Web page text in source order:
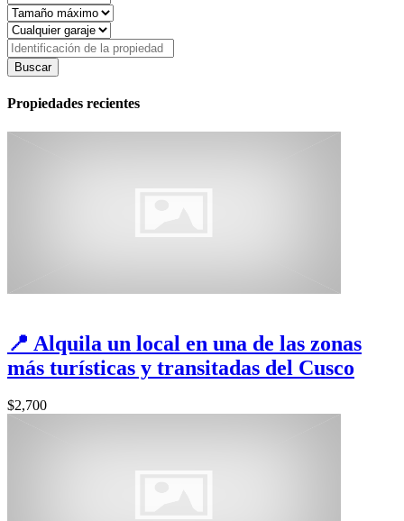
Buscar
Propiedades recientes
📍 Alquila un local en una de las zonas
más turísticas y transitadas del Cusco
$2,700